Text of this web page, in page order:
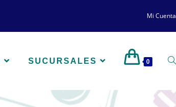
Mi Cuenta
SUCURSALES 0